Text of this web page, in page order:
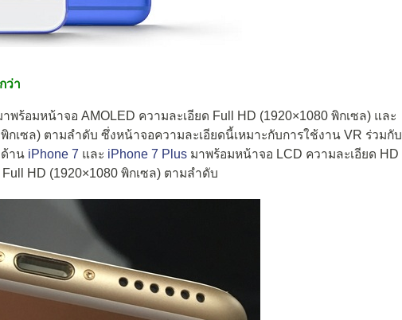
ว่า
พร้อมหน้าจอ AMOLED ความละเอียด Full HD (1920×1080 พิกเซล) และ
กเซล) ตามลำดับ ซึ่งหน้าจอความละเอียดนี้เหมาะกับการใช้งาน VR ร่วมกับ
ด้าน iPhone 7 และ iPhone 7 Plus มาพร้อมหน้าจอ LCD ความละเอียด HD
HD (1920×1080 พิกเซล) ตามลำดับ